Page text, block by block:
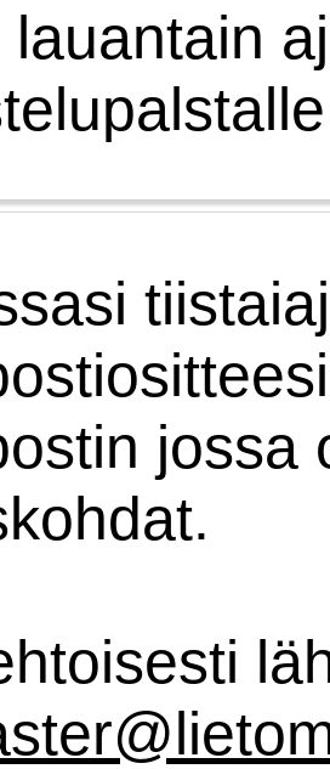
lauantain
jossa